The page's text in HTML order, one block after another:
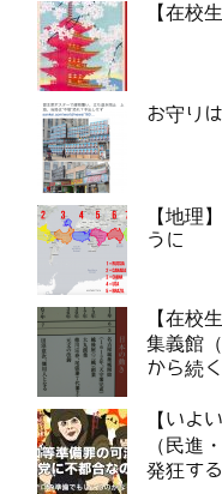
【在校
お守り
【地理
うに
【在校
集義館
から続
【いよ
（民進
発狂す